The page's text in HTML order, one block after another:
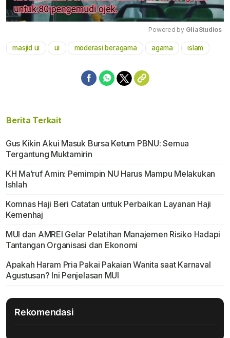
Mute
Powered by GliaStudios
masjid ui ui moderasi beragama agama islam
Berita Terkait
Gus Kikin Akui Masuk Bursa Ketum PBNU: Semua
Tergantung Muktamirin
KH Ma’ruf Amin: Pemimpin NU Harus Mampu Melakukan
Ishlah
Komnas Haji Beri Catatan untuk Perbaikan Layanan Haji
Kemenhaj
MUI dan AMREI Gelar Pelatihan Manajemen Risiko Hadapi
Tantangan Organisasi dan Ekonomi
Apakah Haram Pria Pakai Pakaian Wanita saat Karnaval
Agustusan? Ini Penjelasan MUI
Rekomendasi